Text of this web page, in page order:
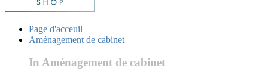
Page d'acceuil
Aménagement de cabinet
In Aménagement de cabinet